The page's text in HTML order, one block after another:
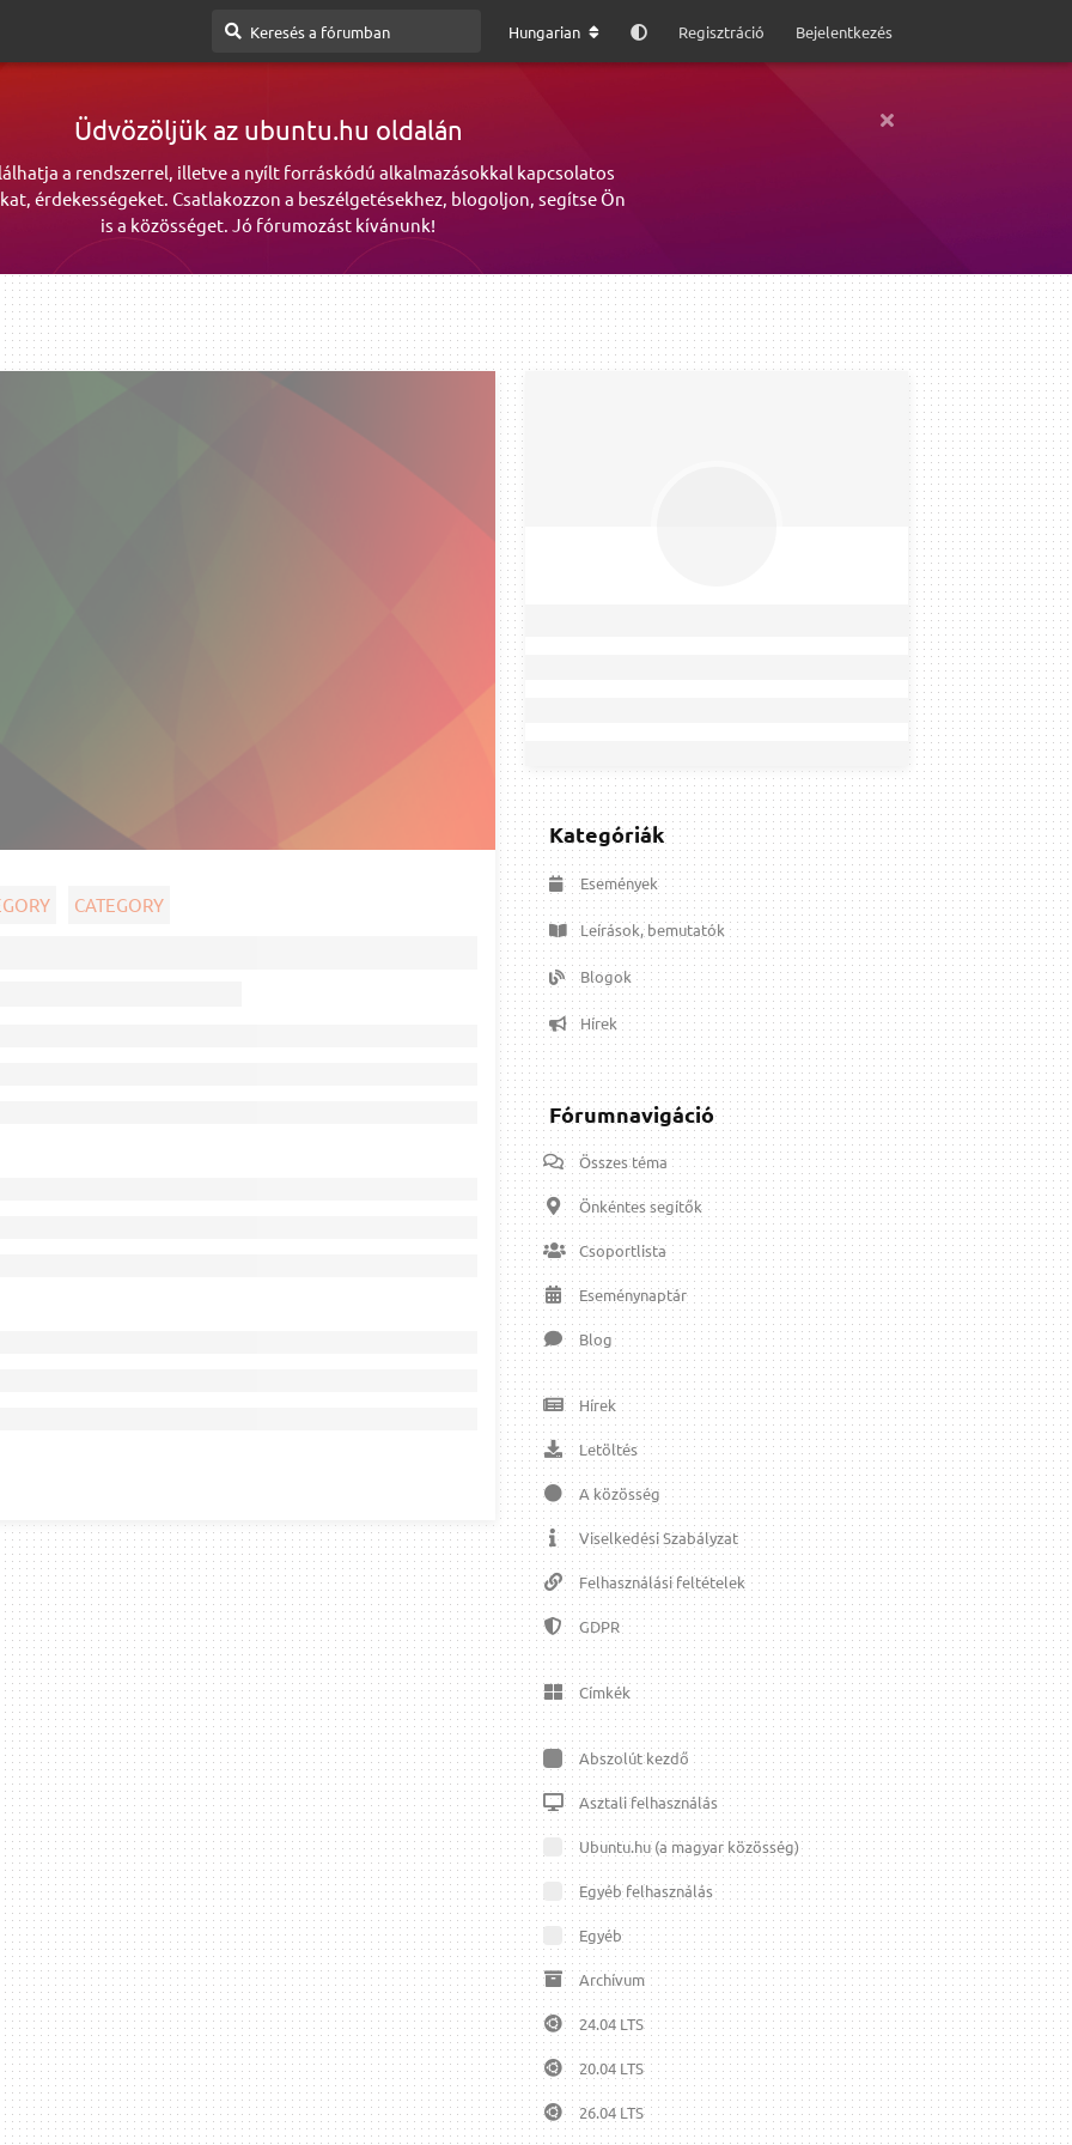
Hungarian Regisztráció Bejelentkezés
Üdvözöljük az ubuntu.hu oldalán
a rendszerrel, illetve a nyílt forráskódú alkalmazásokkal kapcsolatos
érdekességeket. Csatlakozzon a beszélgetésekhez, blogoljon, segítse Ön
is a közösséget. Jó fórumozást kívánunk!
CATEGORY
Kategóriák
Események
Leírások, bemutatók
Blogok
Hírek
Fórumnavigáció
Összes téma
Önkéntes segítők
Csoportlista
Eseménynaptár
Blog
Hírek
Letöltés
A közösség
Viselkedési Szabályzat
Felhasználási feltételek
GDPR
Címkék
Abszolút kezdő
Asztali felhasználás
Ubuntu.hu (a magyar közösség)
Egyéb felhasználás
Egyéb
Archívum
24.04 LTS
20.04 LTS
26.04 LTS